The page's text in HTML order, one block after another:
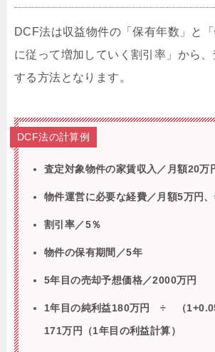
DCF法は収益物件の「保有年数」と
に従って増加していく割引率」から
する方法となります。
DCF法の計算例
査定対象物件の家賃収入／月額20万
物件運営に必要な経費／月額5万円
割引率／5％
物件の保有期間／5年
5年目の売却予想価格／2000万円
1年目の純利益180万円 ÷ （
171万円（1年目の利益計算）